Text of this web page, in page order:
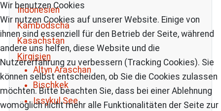
Indonesien
Kambodscha
Kasachstan
Kirgisien
Altyn Araschan
Bischkek
Issykul See
Wir benutzen Cookies
Wir nutzen Cookies auf unserer Website. Einige von
ihnen sind essenziell für den Betrieb der Seite, während
andere uns helfen, diese Website und die
Nutzererfahrung zu verbessern (Tracking Cookies). Sie
können selbst entscheiden, ob Sie die Cookies zulassen
möchten. Bitte beachten Sie, dass bei einer Ablehnung
womöglich nicht mehr alle Funktionalitäten der Seite zur